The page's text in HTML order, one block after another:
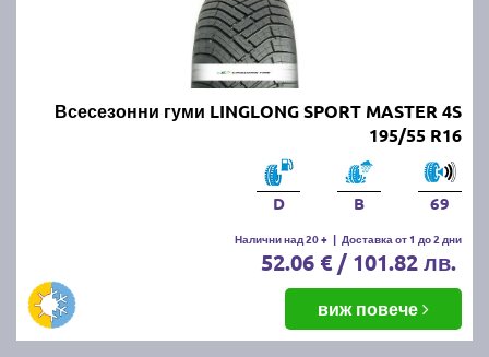
Всесезонни гуми LINGLONG SPORT MASTER 4S
195/55 R16
D B 69
Налични над 20 + | Доставка от 1 до 2 дни
52.06 € / 101.82 лв.
виж повече